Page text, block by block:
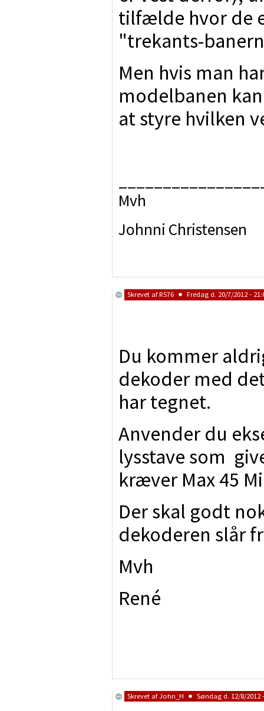
tilfælde hvor de
"trekants-
Men hvis man
modelbanen
at styre hvilken
Mvh
Johnni Christensen
Skrevet afRS76 Fredag d. 20/7/2012 -
Du kommer
dekoder med
har tegnet.
Anvender du
lysstave som
kræver Max 45
Der skal godt
dekoderen slår
Mvh
René
Skrevet afJohn_H Søndag d. 12/8/2012